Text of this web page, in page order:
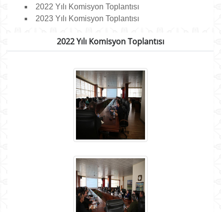
2022 Yılı Komisyon Toplantısı
2023 Yılı Komisyon Toplantısı
2022 Yılı Komisyon Toplantısı